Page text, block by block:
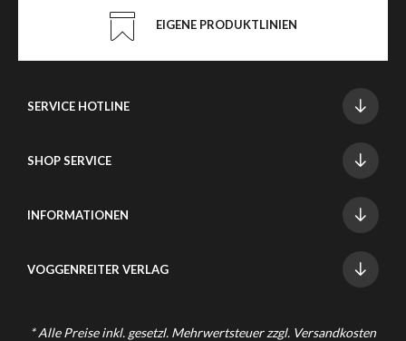
EIGENE PRODUKTLINIEN
SERVICE HOTLINE
SHOP SERVICE
INFORMATIONEN
VOGGENREITER VERLAG
* Alle Preise inkl. gesetzl. Mehrwertsteuer zzgl. Versandkosten